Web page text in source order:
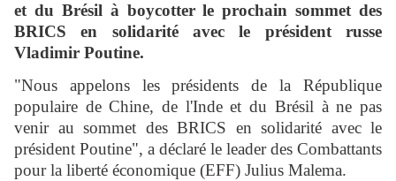
et du Brésil à boycotter le prochain sommet des
BRICS en solidarité avec le président russe
Vladimir Poutine.
"Nous appelons les présidents de la République
populaire de Chine, de l'Inde et du Brésil à ne pas
venir au sommet des BRICS en solidarité avec le
président Poutine", a déclaré le leader des Combattants
pour la liberté économique (EFF) Julius Malema.